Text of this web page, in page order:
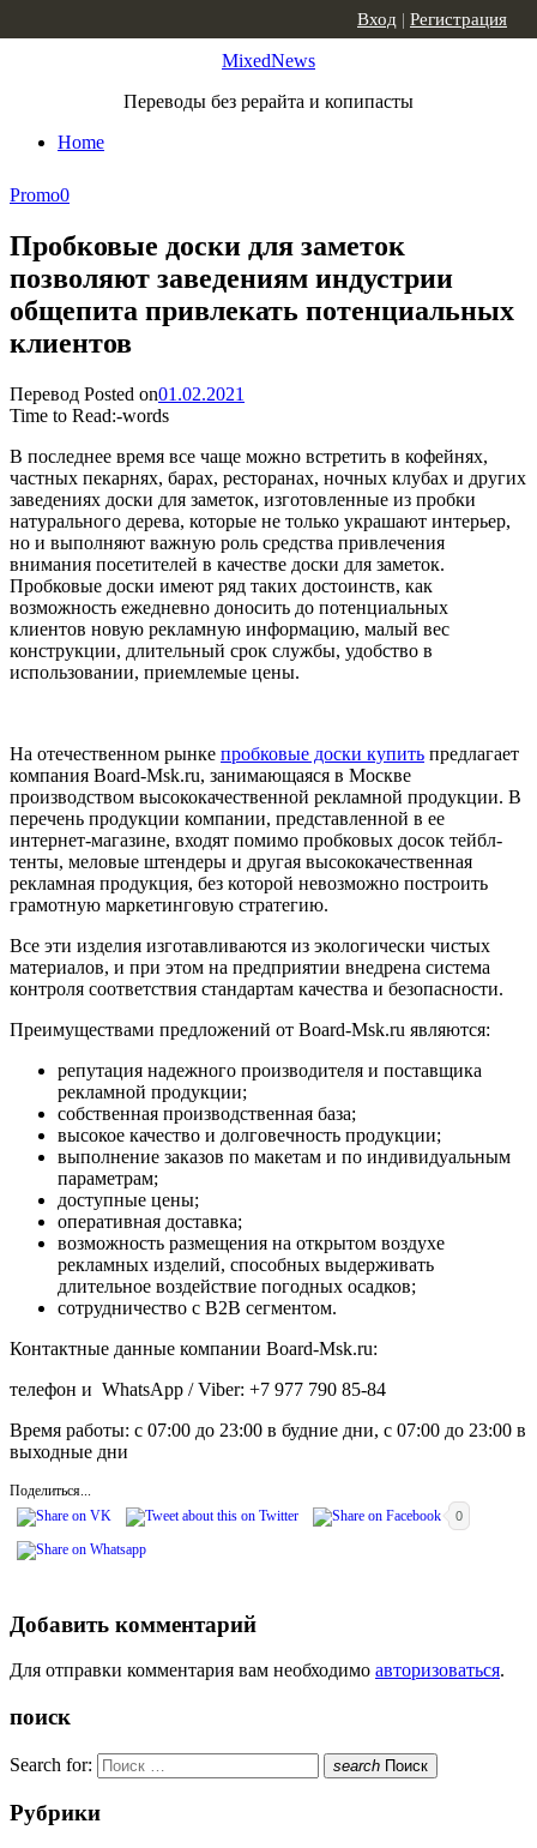
MixedNews
Переводы без рерайта и копипасты
Home
Вход | Регистрация
Promo0
Пробковые доски для заметок
позволяют заведениям индустрии
общепита привлекать потенциальных
клиентов
Перевод Posted on01.02.2021
Time to Read:-words
В последнее время все чаще можно встретить в кофейнях,
частных пекарнях, барах, ресторанах, ночных клубах и других
заведениях доски для заметок, изготовленные из пробки
натурального дерева, которые не только украшают интерьер,
но и выполняют важную роль средства привлечения
внимания посетителей в качестве доски для заметок.
Пробковые доски имеют ряд таких достоинств, как
возможность ежедневно доносить до потенциальных
клиентов новую рекламную информацию, малый вес
конструкции, длительный срок службы, удобство в
использовании, приемлемые цены.
На отечественном рынке пробковые доски купить предлагает
компания Board-Msk.ru, занимающаяся в Москве
производством высококачественной рекламной продукции. В
перечень продукции компании, представленной в ее
интернет-магазине, входят помимо пробковых досок тейбл-
тенты, меловые штендеры и другая высококачественная
рекламная продукция, без которой невозможно построить
грамотную маркетинговую стратегию.
Все эти изделия изготавливаются из экологически чистых
материалов, и при этом на предприятии внедрена система
контроля соответствия стандартам качества и безопасности.
Преимуществами предложений от Board-Msk.ru являются:
репутация надежного производителя и поставщика
рекламной продукции;
собственная производственная база;
высокое качество и долговечность продукции;
выполнение заказов по макетам и по индивидуальным
параметрам;
доступные цены;
оперативная доставка;
возможность размещения на открытом воздухе
рекламных изделий, способных выдерживать
длительное воздействие погодных осадков;
сотрудничество с B2B сегментом.
Контактные данные компании Board-Msk.ru:
телефон и WhatsApp / Viber: +7 977 790 85-84
Время работы: с 07:00 до 23:00 в будние дни, с 07:00 до 23:00 в
выходные дни
Поделиться...
0
Добавить комментарий
Для отправки комментария вам необходимо авторизоваться.
поиск
Search for: search Поиск
Рубрики